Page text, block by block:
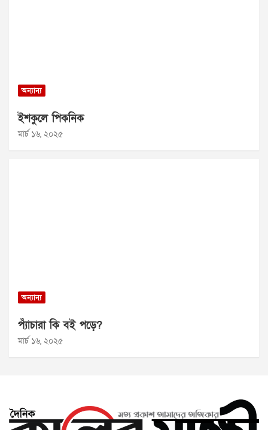
অন্যান্য
ইশকুলে পিকনিক
মার্চ ১৬, ২০২৫
অন্যান্য
প্যাঁচারা কি বই পড়ে?
মার্চ ১৬, ২০২৫